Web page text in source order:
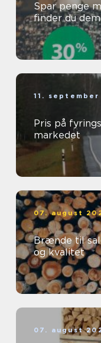
Spar penge
finder du dem
11. september
Pris på
markedet
07. august
Brænde til
og kvalitet
07. august